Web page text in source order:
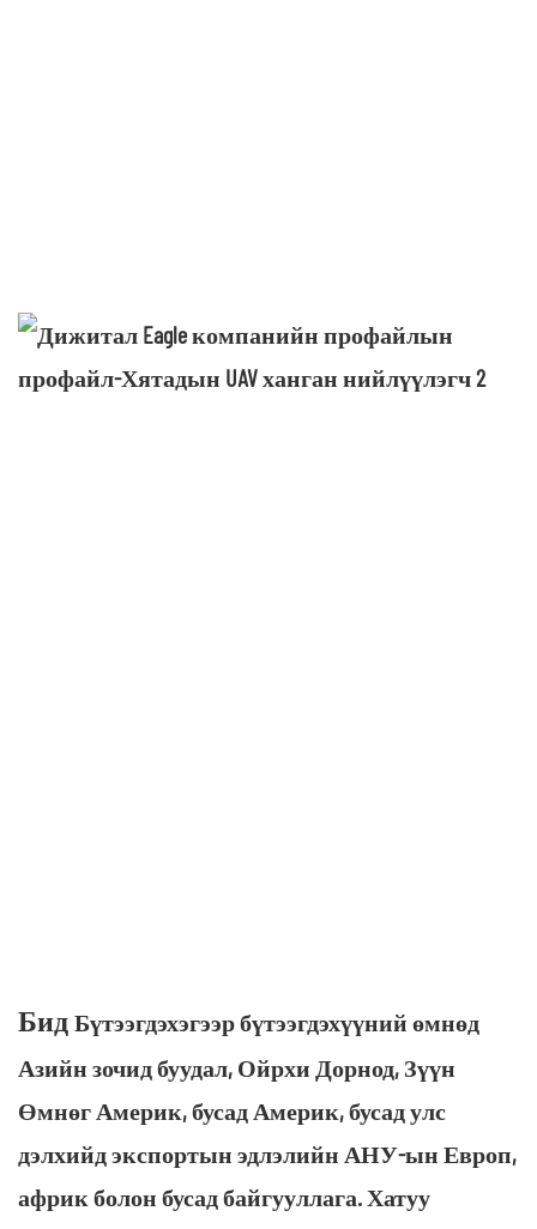
Бид Бүтээгдэхэгээр бүтээгдэхүүний өмнөд
Азийн зочид буудал, Ойрхи Дорнод, Зүүн
Өмнөг Америк, бусад Америк, бусад улс
дэлхийд экспортын эдлэлийн АНУ-ын Европ,
африк болон бусад байгууллага. Хатуу